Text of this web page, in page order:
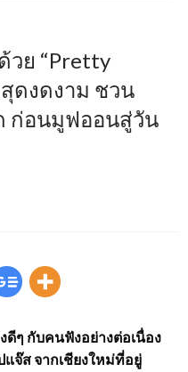
วย “Pretty
ดงดงาม ชวน
ก่อนมูฟออนสู่วัน
ๆ กับคนฟังอย่างต่อเนื่อง
จ๊ส จากเชียงใหม่ที่อยู่